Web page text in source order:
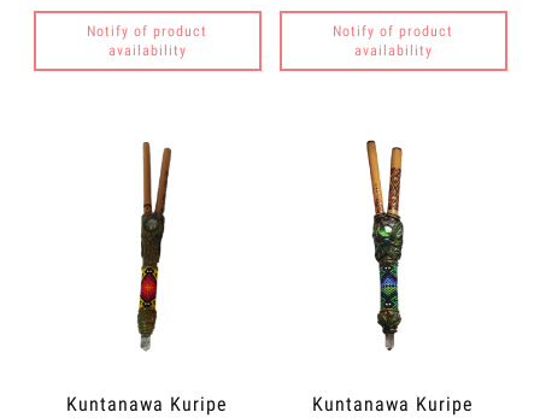
Notify of product
availability
Notify of product
availability
Kuntanawa Kuripe Kuntanawa Kuripe